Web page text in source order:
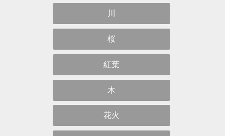
川
桜
紅葉
木
花火